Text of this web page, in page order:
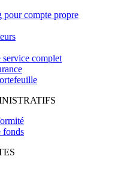
pour compte propre
complet
fonds